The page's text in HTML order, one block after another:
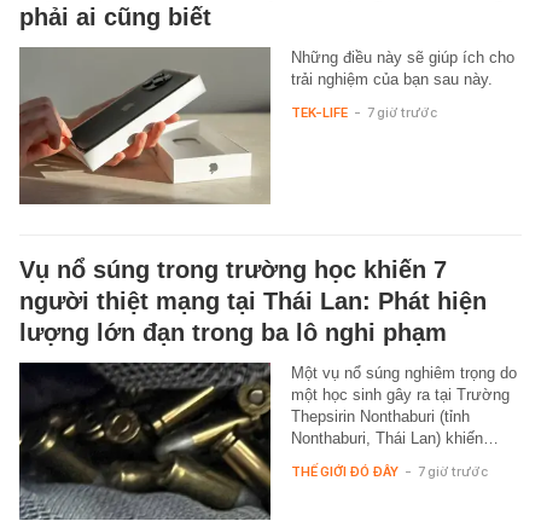
phải ai cũng biết
Những điều này sẽ giúp ích cho
trải nghiệm của bạn sau này.
TEK-LIFE - 7 giờ trước
Vụ nổ súng trong trường học khiến 7
người thiệt mạng tại Thái Lan: Phát hiện
lượng lớn đạn trong ba lô nghi phạm
Một vụ nổ súng nghiêm trọng do
một học sinh gây ra tại Trường
Thepsirin Nonthaburi (tỉnh
Nonthaburi, Thái Lan) khiến…
THẾ GIỚI ĐÓ ĐÂY - 7 giờ trước